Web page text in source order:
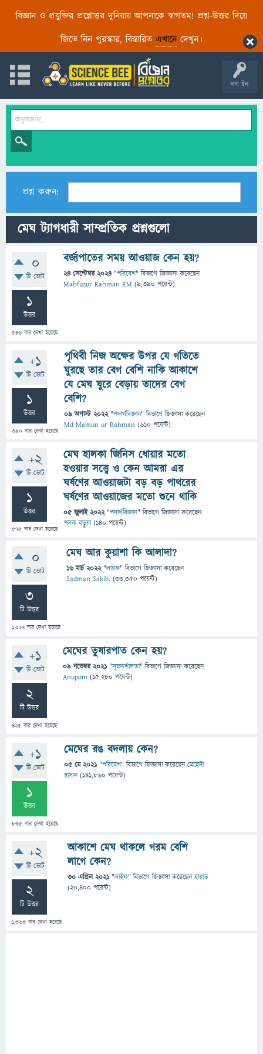
বিজ্ঞান ও প্রযুক্তির প্রশ্নোত্তর দুনিয়ায় আপনাকে স্বাগতম! প্রশ্ন-উত্তর দিয়ে
জিতে নিন পুরস্কার, বিস্তারিত এখানেদেখুন।
লগ ইন
প্রশ্ন করুন:
মেঘ ট্যাগধারী সাম্প্রতিক প্রশ্নগুলো
0
টি ভোট
1
উত্তর
546 বার দেখা হয়েছে
বর্জ্যপাতের সময় আওয়াজ কেন হয়?
24 সেপ্টেম্বর 2024 "পরিবেশ" বিভাগে জিজ্ঞাসাকরেছেন
Mahfuzur Rahman RM (9,390 পয়েন্ট)
+1
টি ভোট
1
উত্তর
390 বার দেখা হয়েছে
পৃথিবী নিজ অক্ষের উপর যে গতিতে
ঘুরছে তার বেগ বেশি নাকি আকাশে
যে মেঘ ঘুরে বেড়ায় তাদের বেগ
বেশি?
09 অগাস্ট 2022 "পদার্থবিজ্ঞান" বিভাগে জিজ্ঞাসাকরেছেন
Md Mamun ur Rahman (610 পয়েন্ট)
+2
টি ভোট
1
উত্তর
575 বার দেখা হয়েছে
মেঘ হালকা জিনিস ধোয়ার মতো
হওয়ার সত্ত্বে ও কেন আমরা এর
ঘর্ষণের আওয়াজটা বড় বড় পাথরের
ঘর্ষণের আওয়াজের মতো শুনে থাকি
05 জুলাই 2022 "পদার্থবিজ্ঞান" বিভাগে জিজ্ঞাসাকরেছেন
পলক বড়ুয়া (140 পয়েন্ট)
0
টি ভোট
3
টি উত্তর
1,027 বার দেখা হয়েছে
মেঘ আর কুয়াশা কি আলাদা?
16 মার্চ 2022 "লাইফ" বিভাগে জিজ্ঞাসাকরেছেন
Sadman Sakib. (33,350 পয়েন্ট)
+1
টি ভোট
2
টি উত্তর
425 বার দেখা হয়েছে
মেঘের তুষারপাত কেন হয়?
09 নভেম্বর 2021 "সৃজনশীলতা" বিভাগে জিজ্ঞাসাকরেছেন
Anupom (15,280 পয়েন্ট)
+1
টি ভোট
1
উত্তর
835 বার দেখা হয়েছে
মেঘের রঙ বদলায় কেন?
05 মে 2021 "পরিবেশ" বিভাগে জিজ্ঞাসাকরেছেনমেহেদী
হাসান (141,860 পয়েন্ট)
+2
টি ভোট
2
টি উত্তর
1,363 বার দেখা হয়েছে
আকাশে মেঘ থাকলে গরম বেশি
লাগে কেন?
30 এপ্রিল 2021 "লাইফ" বিভাগে জিজ্ঞাসাকরেছেনহায়াত
(20,400 পয়েন্ট)